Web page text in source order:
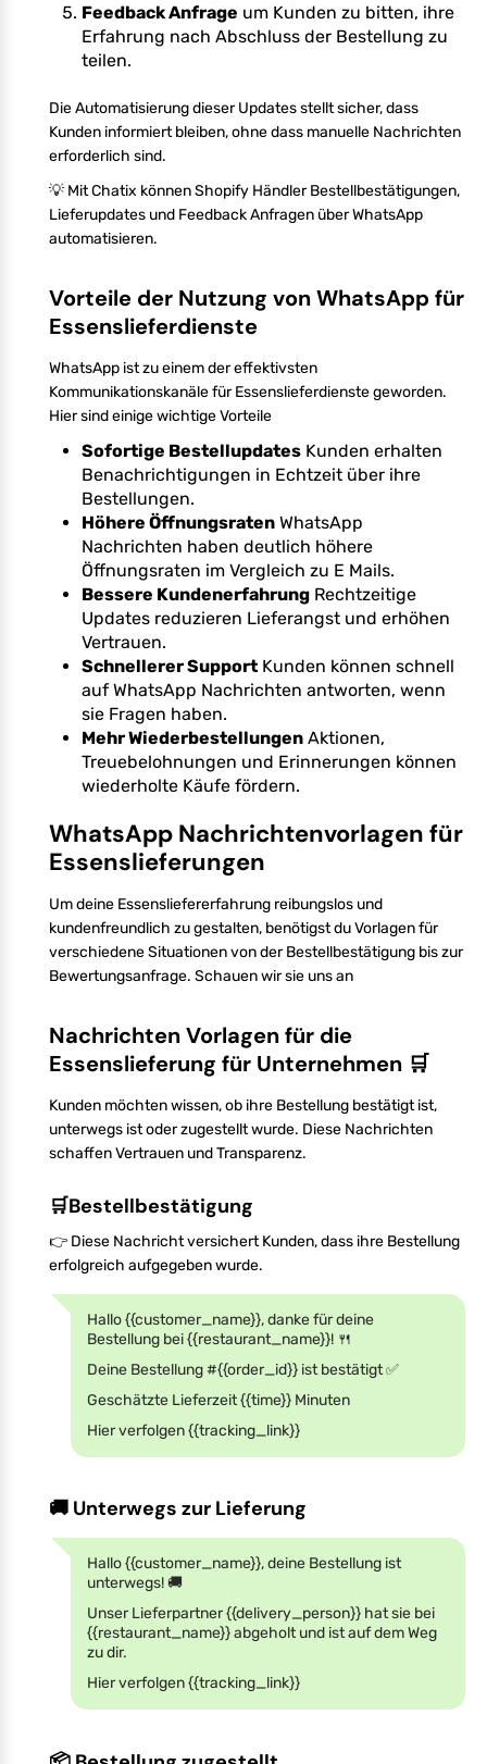
Feedback Anfrage um Kunden zu bitten, ihre
Erfahrung nach Abschluss der Bestellung zu
teilen.
Die Automatisierung dieser Updates stellt sicher, dass
Kunden informiert bleiben, ohne dass manuelle Nachrichten
erforderlich sind.
💡 Mit Chatix können Shopify Händler Bestellbestätigungen,
Lieferupdates und Feedback Anfragen über WhatsApp
automatisieren.
Vorteile der Nutzung von WhatsApp für
Essenslieferdienste
WhatsApp ist zu einem der effektivsten
Kommunikationskanäle für Essenslieferdienste geworden.
Hier sind einige wichtige Vorteile
Sofortige Bestellupdates Kunden erhalten
Benachrichtigungen in Echtzeit über ihre
Bestellungen.
Höhere Öffnungsraten WhatsApp
Nachrichten haben deutlich höhere
Öffnungsraten im Vergleich zu E Mails.
Bessere Kundenerfahrung Rechtzeitige
Updates reduzieren Lieferangst und erhöhen
Vertrauen.
Schnellerer Support Kunden können schnell
auf WhatsApp Nachrichten antworten, wenn
sie Fragen haben.
Mehr Wiederbestellungen Aktionen,
Treuebelohnungen und Erinnerungen können
wiederholte Käufe fördern.
WhatsApp Nachrichtenvorlagen für
Essenslieferungen
Um deine Essensliefererfahrung reibungslos und
kundenfreundlich zu gestalten, benötigst du Vorlagen für
verschiedene Situationen von der Bestellbestätigung bis zur
Bewertungsanfrage. Schauen wir sie uns an
Nachrichten Vorlagen für die
Essenslieferung für Unternehmen 🛒
Kunden möchten wissen, ob ihre Bestellung bestätigt ist,
unterwegs ist oder zugestellt wurde. Diese Nachrichten
schaffen Vertrauen und Transparenz.
🛒Bestellbestätigung
👉 Diese Nachricht versichert Kunden, dass ihre Bestellung
erfolgreich aufgegeben wurde.
Hallo {{customer_name}}, danke für deine
Bestellung bei {{restaurant_name}}! 🍴
Deine Bestellung #{{order_id}} ist bestätigt ✅
Geschätzte Lieferzeit {{time}} Minuten
Hier verfolgen {{tracking_link}}
🚚 Unterwegs zur Lieferung
Hallo {{customer_name}}, deine Bestellung ist
unterwegs! 🚚
Unser Lieferpartner {{delivery_person}} hat sie bei
{{restaurant_name}} abgeholt und ist auf dem Weg
zu dir.
Hier verfolgen {{tracking_link}}